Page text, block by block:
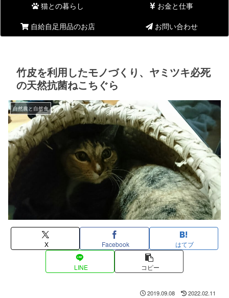
猫との暮らし
お金と仕事
自給自足用品のお店
お問い合わせ
竹皮を利用したモノづくり、ヤミツキ必死
の天然抗菌ねこちぐら
自然農と自然食
X Facebook はてブ
LINE コピー
2019.09.08 2022.02.11